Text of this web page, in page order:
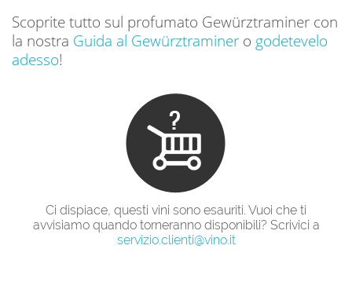
Scoprite tutto sul profumato Gewürztraminer con
la nostra Guida al Gewürztraminer o godetevelo
adesso!
Ci dispiace, questi vini sono esauriti. Vuoi che ti
avvisiamo quando torneranno disponibili? Scrivici a
servizio.clienti@vino.it